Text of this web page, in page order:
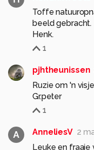
Toffe
beeld gebracht.
Henk.
1
pjhtheunissen
Ruzie om 'n
Gr.peter
1
A AnneliesV 2
Leuke en